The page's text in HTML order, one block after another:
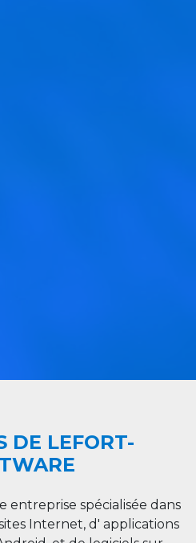
DE LEFORT-
entreprise spécialisée dans
Internet, d' applications